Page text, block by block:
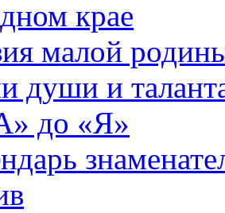
крае
малой
души и
до «Я»